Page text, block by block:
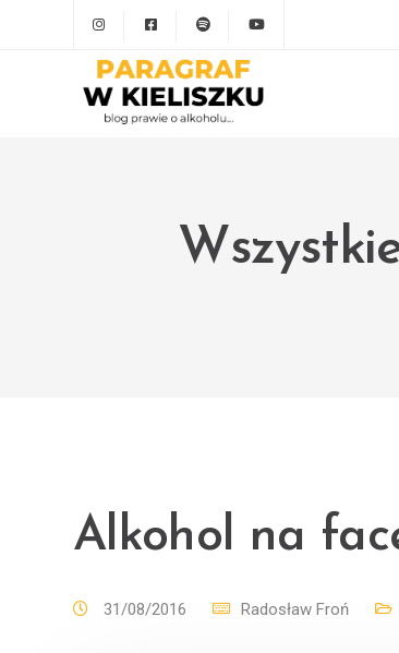
Alkohol na
31/08/2016 Radosław Froń